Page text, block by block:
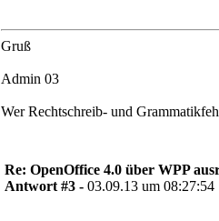
Gruß
Admin 03
Wer Rechtschreib- und
Re: OpenOffice 4.0 über WPP
Antwort #3 - 03.09.13 um 08:27:54